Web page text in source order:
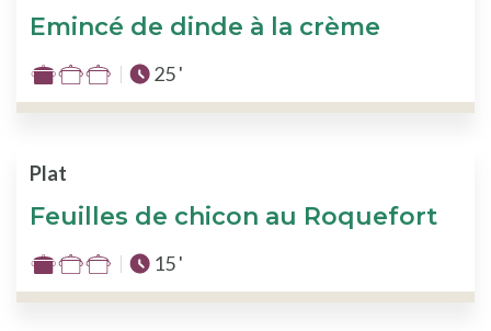
Emincé de dinde à la crème
Difficulté
:
sur
Temps total :
25 '
Feuilles de chicon au Roquefort
Plat
Difficulté
:
Temps total :
15 '